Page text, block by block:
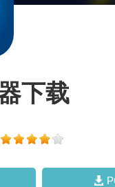
下载